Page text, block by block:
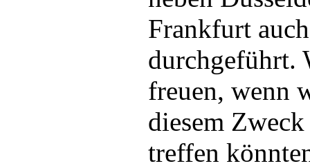
Frankfurt
durchgeführt.
freuen, wenn
diesem
treffen